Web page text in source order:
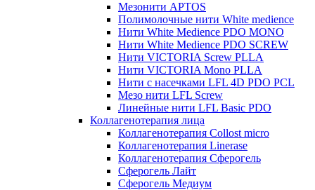
Мезонити APTOS
Полимолочные нити White medience
Нити White Medience PDO MONO
Нити White Medience PDO SCREW
Нити VICTORIA Screw PLLA
Нити VICTORIA Mono PLLA
Нити с насечками LFL 4D PDO PCL
Мезо нити LFL Screw
Линейные нити LFL Basic PDO
Коллагенотерапия лица
Коллагенотерапия Collost micro
Коллагенотерапия Linerase
Коллагенотерапия Сферогель
Сферогель Лайт
Сферогель Медиум